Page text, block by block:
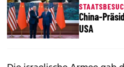
China-
USA